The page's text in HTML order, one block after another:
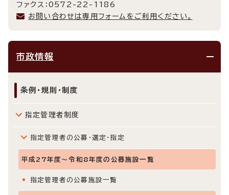
ファクス：0572-22-1186
お問い合わせは専用フォームをご利用ください。
市政情報
条例・規則・制度
指定管理者制度
指定管理者の公募・選定・指定
平成27年度～令和8年度の公募施設一覧
指定管理者の公募施設一覧